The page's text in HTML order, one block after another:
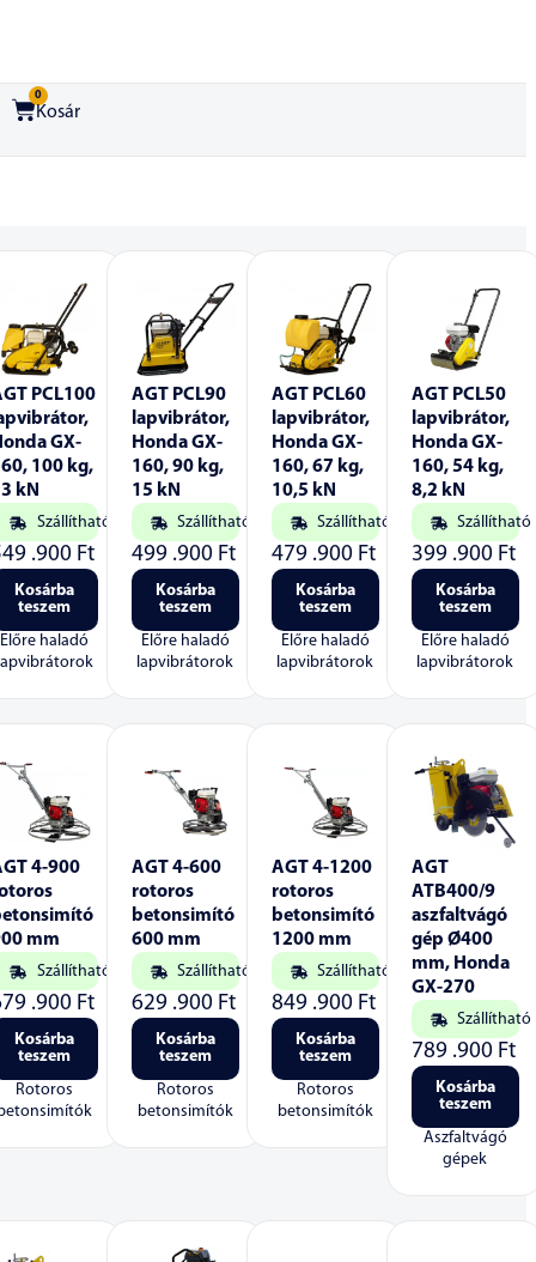
0
Kosár
PCL100
GX-
100 kg,
kN
Szállítható
.900 Ft
Kosárba
teszem
Előre haladó
AGT PCL90
lapvibrátor,
Honda GX-
160, 90 kg,
15 kN
Szállítható
499 .900 Ft
Kosárba
teszem
Előre haladó
lapvibrátorok
AGT PCL60
lapvibrátor,
Honda GX-
160, 67 kg,
10,5 kN
Szállítható
479 .900 Ft
Kosárba
teszem
Előre haladó
lapvibrátorok
AGT PCL50
lapvibrátor,
Honda GX-
160, 54 kg,
8,2 kN
Szállítható
399 .900 Ft
Kosárba
teszem
Előre haladó
lapvibrátorok
4-900
mm
Szállítható
.900 Ft
Kosárba
teszem
Rotoros
AGT 4-600
rotoros
betonsimító
600 mm
Szállítható
629 .900 Ft
Kosárba
teszem
Rotoros
betonsimítók
AGT 4-1200
rotoros
betonsimító
1200 mm
Szállítható
849 .900 Ft
Kosárba
teszem
Rotoros
betonsimítók
AGT
ATB400/9
aszfaltvágó
gép Ø400
mm, Honda
GX-270
Szállítható
789 .900 Ft
Kosárba
teszem
Aszfaltvágó
gépek